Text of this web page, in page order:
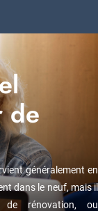
de
généralement en
dans le neuf, mais il
de rénovation, ou